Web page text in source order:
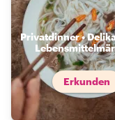
Privatdinner •
Erkunden